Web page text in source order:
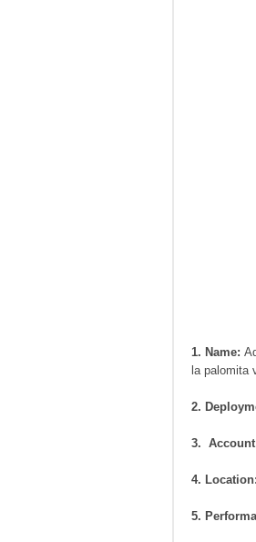
1. Name:
la palomita
2.
3.
4. Location:
5.